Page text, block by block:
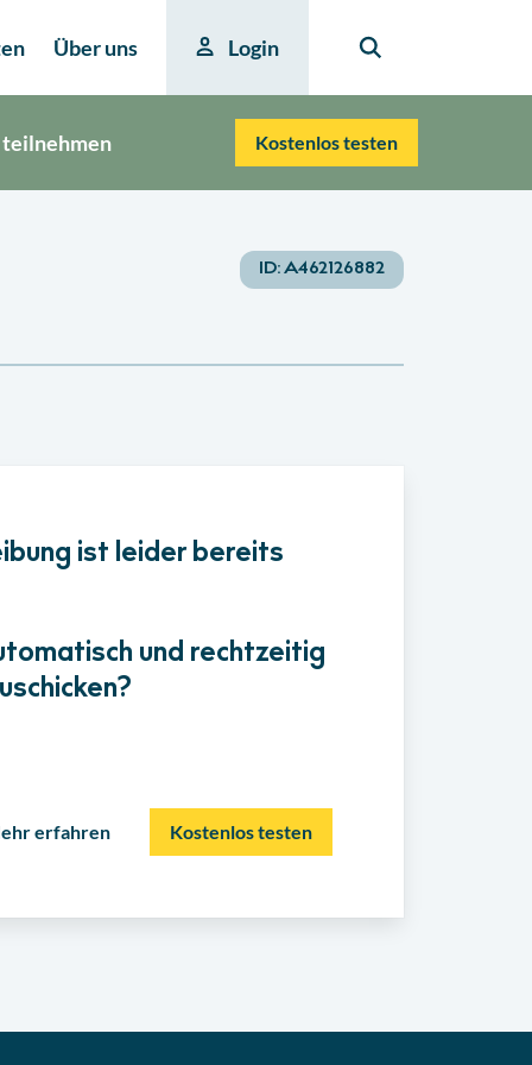
Über uns Login
teilnehmen Kostenlos testen
ID:A462126882
ist leider bereits
und rechtzeitig
erfahren Kostenlos testen